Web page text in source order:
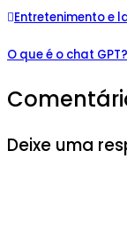
Entretenimento e
O que é o chat GPT?
Deixe uma